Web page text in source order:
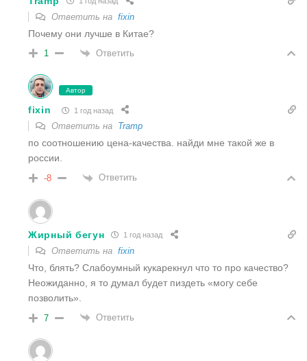
Ответить на fixin
Почему они лучше в Китае?
1 Ответить
Автор
fixin 1 год назад
Ответить на Tramp
по соотношению цена-качества. найди мне такой же в
россии.
-8 Ответить
Жирный бегун 1 год назад
Ответить на fixin
Что, блять? Слабоумный кукарекнул что то про качество?
Неожиданно, я то думал будет пиздеть «могу себе
позволить».
7 Ответить